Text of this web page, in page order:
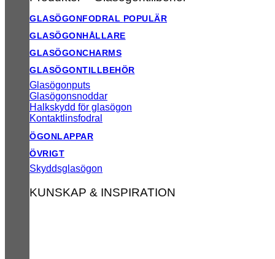
GLASÖGONFODRAL
GLASÖGONHÅLLARE
GLASÖGONCHARMS
GLASÖGONTILLBEHÖR
Glasögonputs
Glasögonsnoddar
Halkskydd för glasögon
Kontaktlinsfodral
ÖGONLAPPAR
ÖVRIGT
Skyddsglasögon
KUNSKAP & INSPIRATION